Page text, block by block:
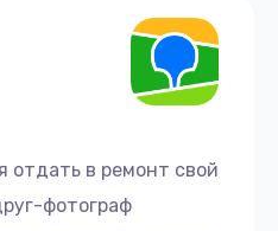
отдать в ремонт свой
фотограф